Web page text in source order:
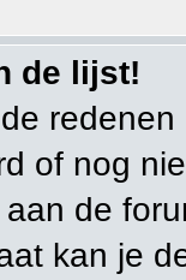
de lijst!
of nog
de
kan je